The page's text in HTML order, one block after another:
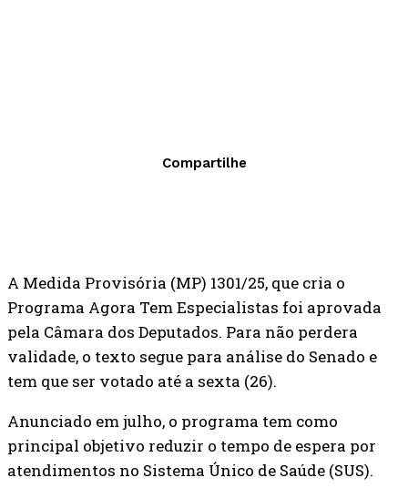
Compartilhe
A Medida Provisória (MP) 1301/25, que cria o
Programa Agora Tem Especialistas foi aprovada
pela Câmara dos Deputados. Para não perdera
validade, o texto segue para análise do Senado e
tem que ser votado até a sexta (26).
Anunciado em julho, o programa tem como
principal objetivo reduzir o tempo de espera por
atendimentos no Sistema Único de Saúde (SUS).